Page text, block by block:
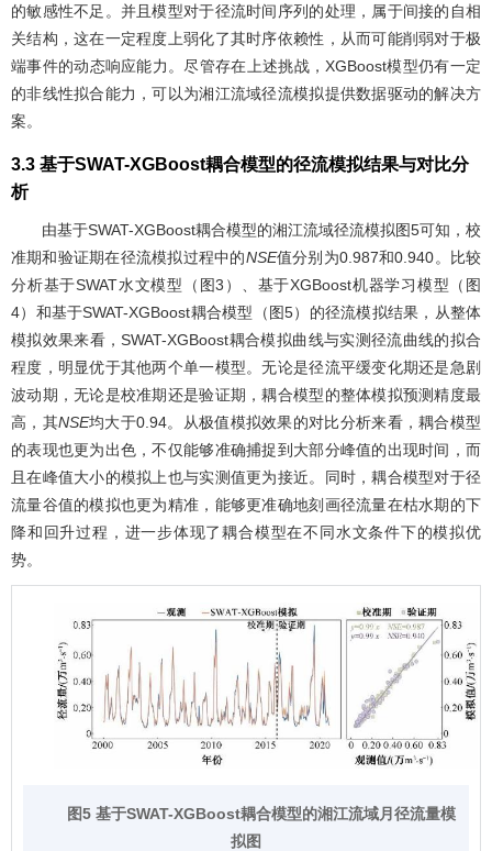
的敏感性不足。并且模型对于径流时间序列的处理，属于间接的自相
关结构，这在一定程度上弱化了其时序依赖性，从而可能削弱对于极
端事件的动态响应能力。尽管存在上述挑战，XGBoost模型仍有一定
的非线性拟合能力，可以为湘江流域径流模拟提供数据驱动的解决方
案。
3.3 基于SWAT-XGBoost耦合模型的径流模拟结果与对比分
析
由基于SWAT-XGBoost耦合模型的湘江流域径流模拟图5可知，校
准期和验证期在径流模拟过程中的NSE值分别为0.987和0.940。比较
分析基于SWAT水文模型（ 图3 ）、基于XGBoost机器学习模型（ 图
4）和基于SWAT-XGBoost耦合模型（图5）的径流模拟结果，从整体
模拟效果来看，SWAT-XGBoost耦合模拟曲线与实测径流曲线的拟合
程度，明显优于其他两个单一模型。无论是径流平缓变化期还是急剧
波动期，无论是校准期还是验证期，耦合模型的整体模拟预测精度最
高，其NSE均大于0.94。从极值模拟效果的对比分析来看，耦合模型
的表现也更为出色，不仅能够准确捕捉到大部分峰值的出现时间，而
且在峰值大小的模拟上也与实测值更为接近。同时，耦合模型对于径
流量谷值的模拟也更为精准，能够更准确地刻画径流量在枯水期的下
降和回升过程，进一步体现了耦合模型在不同水文条件下的模拟优
势。
图5 基于SWAT-XGBoost耦合模型的湘江流域月径流量模
拟图